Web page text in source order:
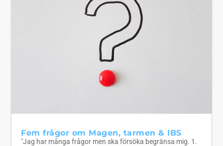
Fem frågor om Magen, tarmen & IBS
"Jag har många frågor men ska försöka begränsa mig. 1.